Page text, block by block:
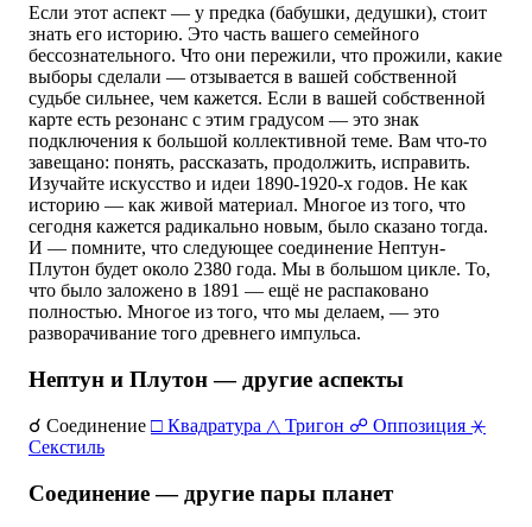
Если этот аспект — у предка (бабушки, дедушки), стоит
знать его историю. Это часть вашего семейного
бессознательного. Что они пережили, что прожили, какие
выборы сделали — отзывается в вашей собственной
судьбе сильнее, чем кажется. Если в вашей собственной
карте есть резонанс с этим градусом — это знак
подключения к большой коллективной теме. Вам что-то
завещано: понять, рассказать, продолжить, исправить.
Изучайте искусство и идеи 1890-1920-х годов. Не как
историю — как живой материал. Многое из того, что
сегодня кажется радикально новым, было сказано тогда.
И — помните, что следующее соединение Нептун-
Плутон будет около 2380 года. Мы в большом цикле. То,
что было заложено в 1891 — ещё не распаковано
полностью. Многое из того, что мы делаем, — это
разворачивание того древнего импульса.
Нептун и Плутон — другие аспекты
☌ Соединение □ Квадратура △ Тригон ☍ Оппозиция ⚹
Секстиль
Соединение — другие пары планет